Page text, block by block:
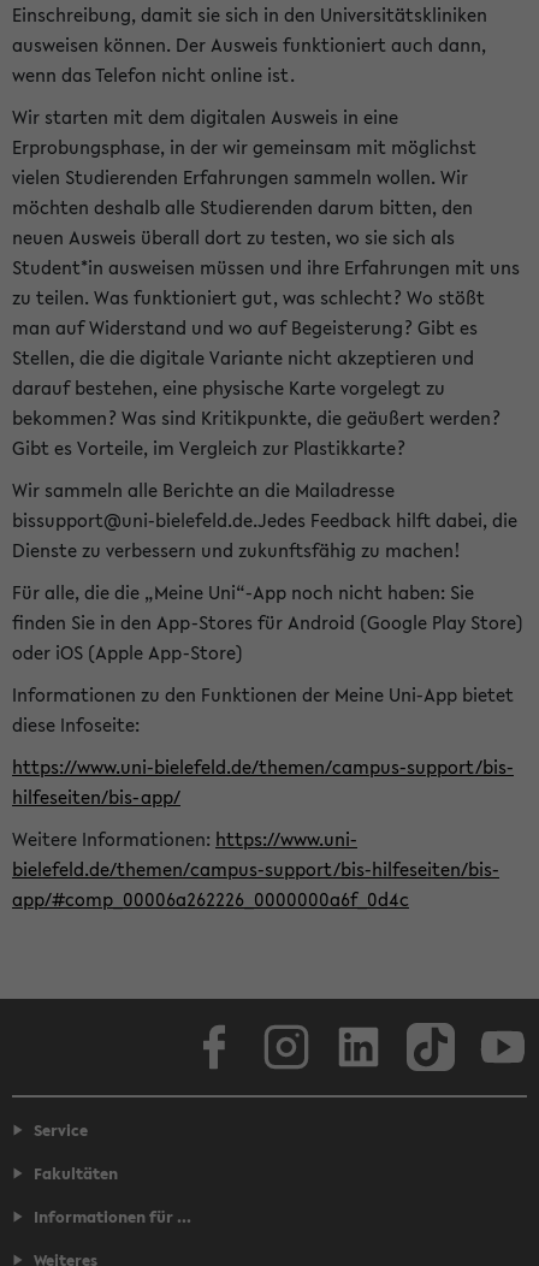
Einschreibung, damit sie sich in den Universitätskliniken
ausweisen können. Der Ausweis funktioniert auch dann,
wenn das Telefon nicht online ist.
Wir starten mit dem digitalen Ausweis in eine
Erprobungsphase, in der wir gemeinsam mit möglichst
vielen Studierenden Erfahrungen sammeln wollen. Wir
möchten deshalb alle Studierenden darum bitten, den
neuen Ausweis überall dort zu testen, wo sie sich als
Student*in ausweisen müssen und ihre Erfahrungen mit uns
zu teilen. Was funktioniert gut, was schlecht? Wo stößt
man auf Widerstand und wo auf Begeisterung? Gibt es
Stellen, die die digitale Variante nicht akzeptieren und
darauf bestehen, eine physische Karte vorgelegt zu
bekommen? Was sind Kritikpunkte, die geäußert werden?
Gibt es Vorteile, im Vergleich zur Plastikkarte?
Wir sammeln alle Berichte an die Mailadresse
bissupport@uni-bielefeld.de.Jedes Feedback hilft dabei, die
Dienste zu verbessern und zukunftsfähig zu machen!
Für alle, die die „Meine Uni“-App noch nicht haben: Sie
finden Sie in den App-Stores für Android (Google Play Store)
oder iOS (Apple App-Store)
Informationen zu den Funktionen der Meine Uni-App bietet
diese Infoseite:
https://www.uni-bielefeld.de/themen/campus-support/bis-
hilfeseiten/bis-app/
Weitere Informationen: https://www.uni-
bielefeld.de/themen/campus-support/bis-hilfeseiten/bis-
app/#comp_00006a262226_0000000a6f_0d4c
Service
Fakultäten
Informationen für ...
Weiteres